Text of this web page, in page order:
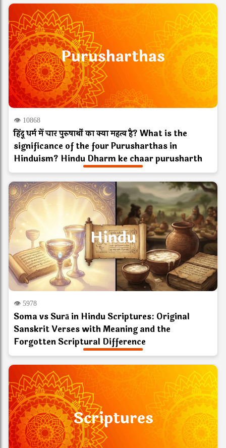
Purusharthas
👁 10868
हिंदू धर्म में चार पुरुषार्थों का क्या महत्व है? What is the
significance of the four Purusharthas in
Hinduism? Hindu Dharm ke chaar purusharth
Hindu
👁 5978
Soma vs Surā in Hindu Scriptures: Original
Sanskrit Verses with Meaning and the
Forgotten Scriptural Difference
Scriptures